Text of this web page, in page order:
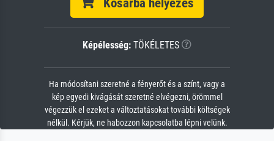
Kosárba helyezés
Képélesség: TÖKÉLETES
Ha módosítani szeretné a fényerőt és a színt, vagy a
kép egyedi kivágását szeretné elvégezni, örömmel
végezzük el ezeket a változtatásokat további költségek
nélkül. Kérjük, ne habozzon kapcsolatba lépni velünk.